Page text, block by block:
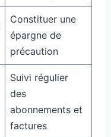
Constituer une
épargne de
précaution
Suivi régulier
des
abonnements et
factures